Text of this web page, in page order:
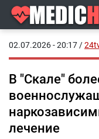
02.07.2026 - 20:17 /
В "Скале"
лечение